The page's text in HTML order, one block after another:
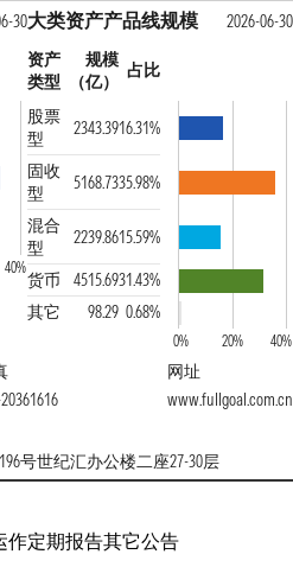
30
40%
大类资产产品线规模
2026-06-30
资产
类型
规模
（亿）
占比
股票
型
2343.3916.31%
固收
型
5168.7335.98%
混合
型
2239.8615.59%
货币
4515.6931.43%
其它
98.29 0.68%
0% 20% 40%
网址
www.fullgoal.com.cn
号世纪汇办公楼二座27-30层
作定期报告其它公告